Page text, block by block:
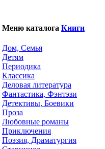
Меню каталога Книги
Дом, Семья
Детям
Периодика
Классика
Деловая литература
Фантастика, Фэнтэзи
Детективы, Боевики
Проза
Любовные романы
Приключения
Поэзия, Драматургия